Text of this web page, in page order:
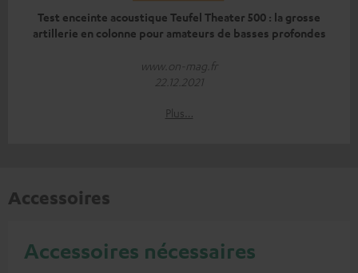
Test enceinte acoustique Teufel Theater 500 : la grosse
artillerie en colonne pour amateurs de basses profondes
www.on-mag.fr
22.12.2021
Plus…
Accessoires
Accessoires nécessaires